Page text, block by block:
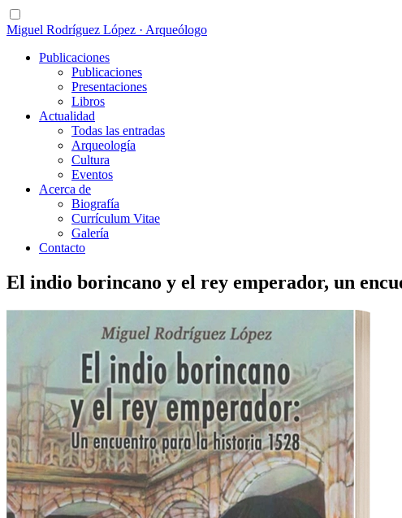
Miguel Rodríguez López · Arqueólogo
Publicaciones
Publicaciones
Presentaciones
Libros
Actualidad
Todas las entradas
Arqueología
Cultura
Eventos
Acerca de
Biografía
Currículum Vitae
Galería
Contacto
El indio borincano y el rey emperador, un